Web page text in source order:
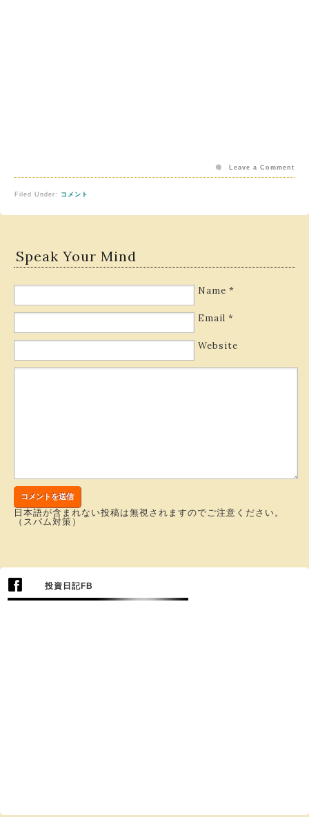
Filed Under: コメント
Leave a Comment
Speak Your Mind
Name *
Email *
Website
日本語が含まれない投稿は無視されますのでご注意ください。
（スパム対策）
投資日記FB